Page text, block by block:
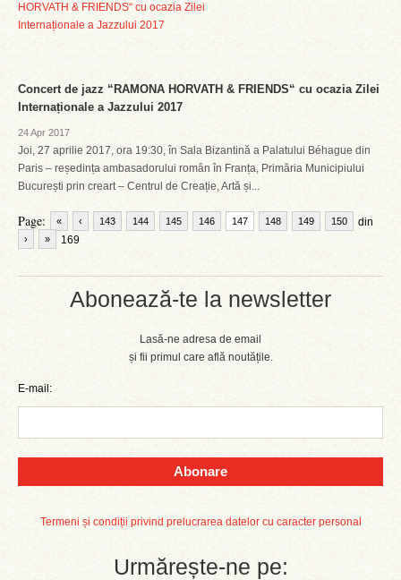
Abonează-te la newsletter
Lasă-ne adresa de email
și fii primul care află noutățile.
E-mail:
Abonare
Termeni și condiții privind prelucrarea datelor cu caracter personal
Urmărește-ne pe:
Concert de jazz “RAMONA HORVATH & FRIENDS“ cu ocazia Zilei
Internaționale a Jazzului 2017
24 Apr 2017
Joi, 27 aprilie 2017, ora 19:30, în Sala Bizantină a Palatului Béhague din
Paris – reședința ambasadorului român în Franța, Primăria Municipiului
București prin creart – Centrul de Creație, Artă și...
Page: « ‹ 143 144 145 146 147 148 149 150
din
169
› »